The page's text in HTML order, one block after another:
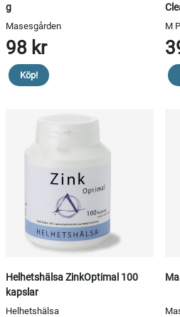
g
Masesgården
98 kr
Köp!
M
Helhetshälsa ZinkOptimal 100
kapslar
Helhetshälsa